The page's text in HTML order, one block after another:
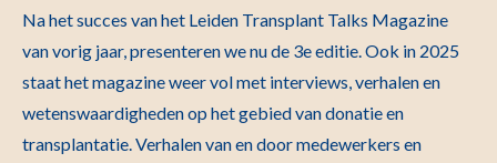
Na het succes van het Leiden Transplant Talks Magazine
van vorig jaar, presenteren we nu de 3e editie. Ook in 2025
staat het magazine weer vol met interviews, verhalen en
wetenswaardigheden op het gebied van donatie en
transplantatie. Verhalen van en door medewerkers en